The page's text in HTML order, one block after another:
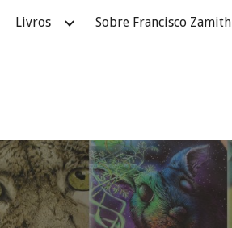
Livros Sobre Francisco Zamith